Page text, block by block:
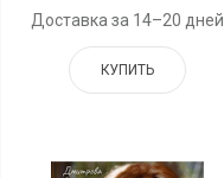
Доставка за 14–20 дней
КУПИТЬ